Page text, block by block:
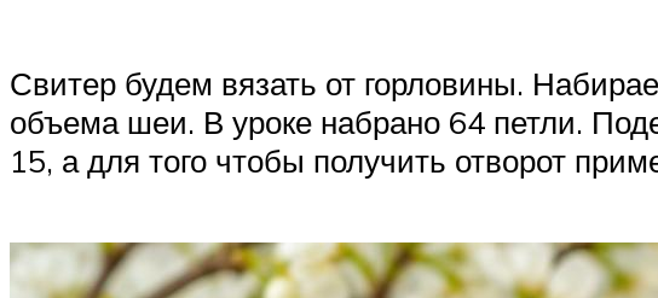
Свитер будем вязать от горловины.
объема шеи. В уроке набрано 64 петли.
15, а для того чтобы получить отворот